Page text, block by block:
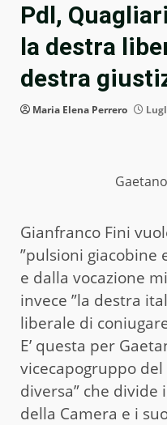
Pdl,
la destra
destra
Maria Elena Perrero
Gianfranco Fini
”pulsioni giacobine
e dalla vocazione
invece ”la destra
liberale di
E’ questa per
vicecapogruppo del
diversa” che
della Camera e i